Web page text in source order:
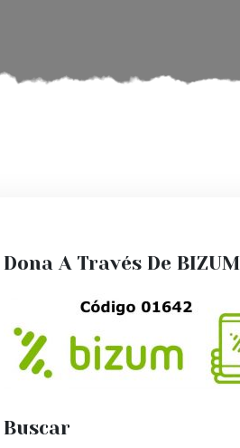
Dona A Través De BIZUM
Buscar